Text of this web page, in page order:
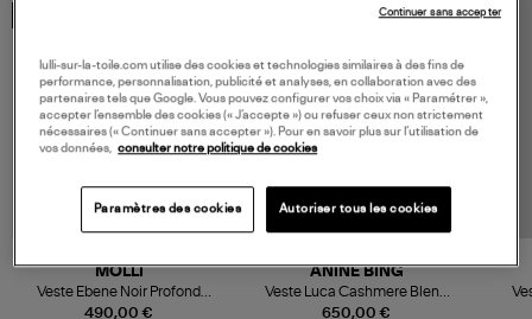
490,00 €
MOLLI
Veste Ebene Noir Profond
Naturel
650,00 €
ANINE BING
Veste Luca Cashmere Blend
Black
lulli-sur-la-toile.com utilise des cookies et technologies similaires à des fins de
performance, personnalisation, publicité et analyses, en collaboration avec des
partenaires tels que Google. Vous pouvez configurer vos choix via « Paramétrer »,
accepter l’ensemble des cookies (« J’accepte ») ou refuser ceux non strictement
nécessaires (« Continuer sans accepter »). Pour en savoir plus sur l’utilisation de
vos données, consulter notre politique de cookies
Paramètres des cookies Autoriser tous les cookies
Continuer sans accepter